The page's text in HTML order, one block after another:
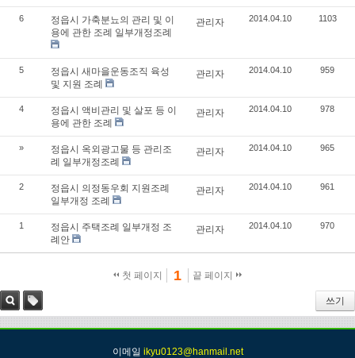
6
정읍시 가축분뇨의 관리 및 이
용에 관한 조례 일부개정조례
관리자 2014.04.10 1103
5
정읍시 새마을운동조직 육성
및 지원 조례
관리자 2014.04.10 959
4
정읍시 액비관리 및 살포 등 이
용에 관한 조례
관리자 2014.04.10 978
»
정읍시 옥외광고물 등 관리조
례 일부개정조례
관리자 2014.04.10 965
2
정읍시 의정동우회 지원조례
일부개정 조례
관리자 2014.04.10 961
1
정읍시 주택조례 일부개정 조
례안
관리자 2014.04.10 970
첫 페이지 1 끝 페이지
쓰기
검색 태그
이메일 ikyu0123@hanmail.net